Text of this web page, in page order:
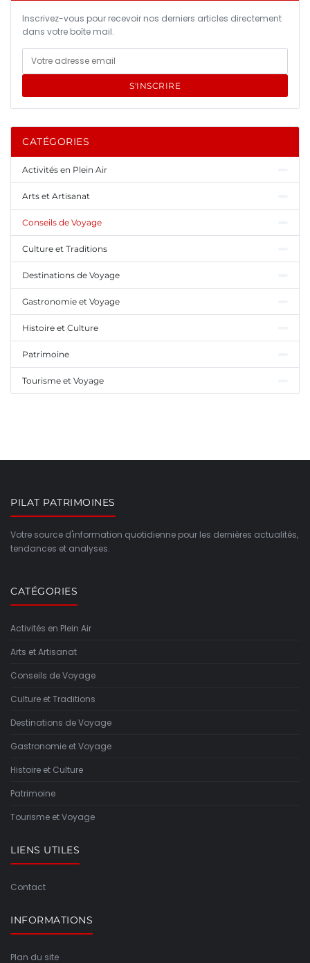
Inscrivez-vous pour recevoir nos derniers articles directement
dans votre boîte mail.
S'INSCRIRE
CATÉGORIES
Activités en Plein Air
Arts et Artisanat
Conseils de Voyage
Culture et Traditions
Destinations de Voyage
Gastronomie et Voyage
Histoire et Culture
Patrimoine
Tourisme et Voyage
PILAT PATRIMOINES
Votre source d'information quotidienne pour les dernières actualités,
tendances et analyses.
CATÉGORIES
Activités en Plein Air
Arts et Artisanat
Conseils de Voyage
Culture et Traditions
Destinations de Voyage
Gastronomie et Voyage
Histoire et Culture
Patrimoine
Tourisme et Voyage
LIENS UTILES
Contact
INFORMATIONS
Plan du site